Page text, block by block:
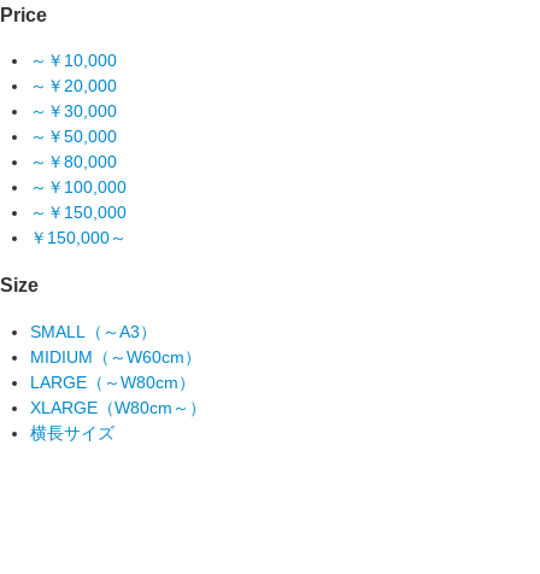
Price
～￥10,000
～￥20,000
～￥30,000
～￥50,000
～￥80,000
～￥100,000
～￥150,000
￥150,000～
Size
SMALL（～A3）
MIDIUM（～W60cm）
LARGE（～W80cm）
XLARGE（W80cm～）
横長サイズ